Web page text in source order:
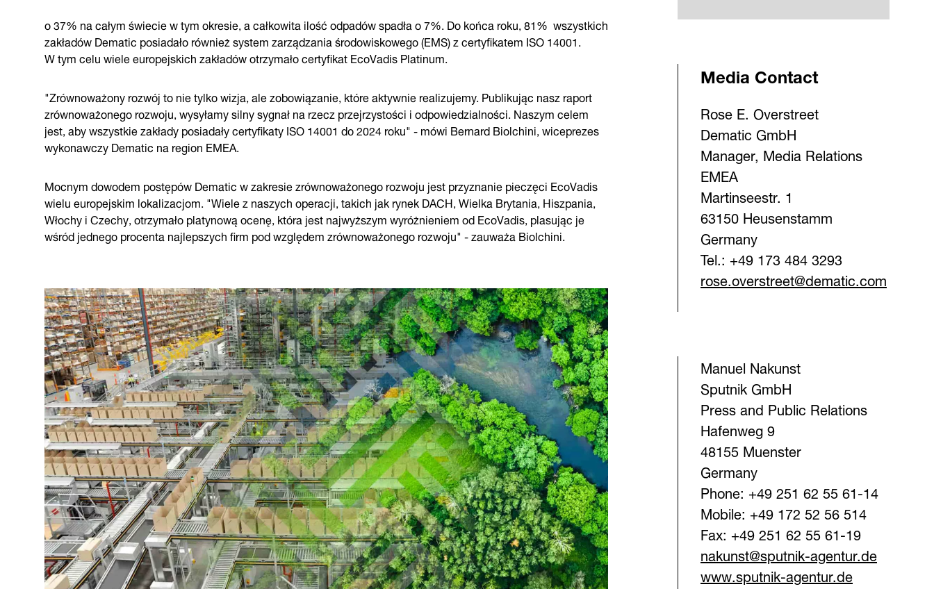
Media Contact
Rose E. Overstreet
Dematic GmbH
Manager, Media Relations
EMEA
Martinseestr. 1
63150 Heusenstamm
Germany
Tel.: +49 173 484 3293
rose.overstreet@dematic.com
Manuel Nakunst
Sputnik GmbH
Press and Public Relations
Hafenweg 9
48155 Muenster
Germany
Phone: +49 251 62 55 61-14
Mobile: +49 172 52 56 514
Fax: +49 251 62 55 61-19
nakunst@sputnik-agentur.de
www.sputnik-agentur.de
o 37% na całym świecie w tym okresie, a całkowita ilość odpadów spadła o 7%. Do końca roku, 81% wszystkich
zakładów Dematic posiadało również system zarządzania środowiskowego (EMS) z certyfikatem ISO 14001.
W tym celu wiele europejskich zakładów otrzymało certyfikat EcoVadis Platinum.
"Zrównoważony rozwój to nie tylko wizja, ale zobowiązanie, które aktywnie realizujemy. Publikując nasz raport
zrównoważonego rozwoju, wysyłamy silny sygnał na rzecz przejrzystości i odpowiedzialności. Naszym celem
jest, aby wszystkie zakłady posiadały certyfikaty ISO 14001 do 2024 roku" - mówi Bernard Biolchini, wiceprezes
wykonawczy Dematic na region EMEA.
Mocnym dowodem postępów Dematic w zakresie zrównoważonego rozwoju jest przyznanie pieczęci EcoVadis
wielu europejskim lokalizacjom. "Wiele z naszych operacji, takich jak rynek DACH, Wielka Brytania, Hiszpania,
Włochy i Czechy, otrzymało platynową ocenę, która jest najwyższym wyróżnieniem od EcoVadis, plasując je
wśród jednego procenta najlepszych firm pod względem zrównoważonego rozwoju" - zauważa Biolchini.